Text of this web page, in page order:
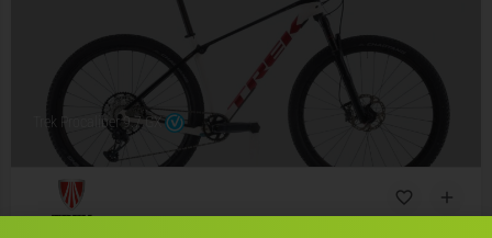
Trek Procaliber 9.7 GX